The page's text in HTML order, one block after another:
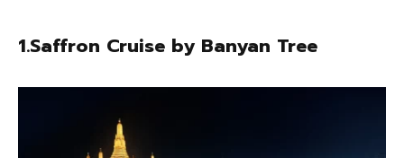
1.Saffron Cruise by Banyan Tree